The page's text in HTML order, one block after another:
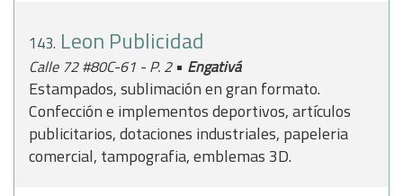
143. Leon Publicidad
Calle 72 #80C-61 - P. 2 • Engativá
Estampados, sublimación en gran formato.
Confección e implementos deportivos, artículos
publicitarios, dotaciones industriales, papeleria
comercial, tampografia, emblemas 3D.